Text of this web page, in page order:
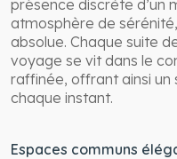
présence discrète d’un
atmosphère de
absolue. Chaque suite
voyage se vit dans le
raffinée, offrant ainsi un
chaque instant.
Espaces communs